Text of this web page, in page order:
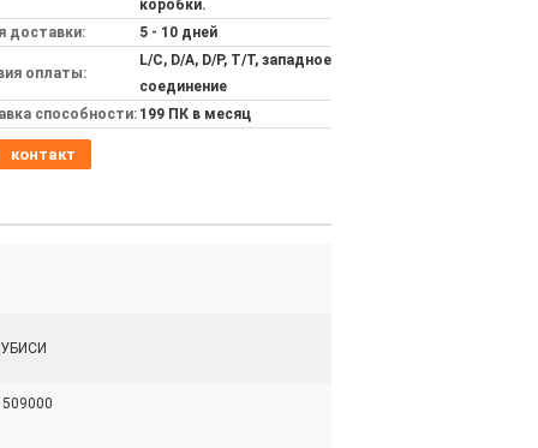
коробки.
доставки:
5 - 10 дней
оплаты:
L/C, D/A, D/P, T/T, западное
соединение
способности: 199 ПК в месяц
контакт